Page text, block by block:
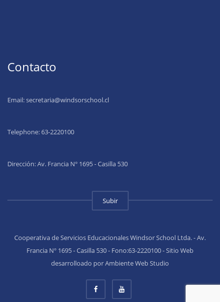
Contacto
Email:secretaria@windsorschool.cl
Telephone: 63-2220100
Dirección: Av. Francia Nº 1695 - Casilla 530
Subir
Cooperativa de Servicios Educacionales Windsor School Ltda. - Av.
Francia Nº 1695 - Casilla 530 - Fono:63-2220100 - Sitio Web
desarrolloado por Ambiente Web Studio